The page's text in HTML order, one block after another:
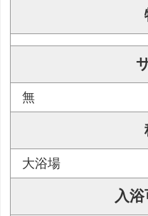
無
大浴場
入